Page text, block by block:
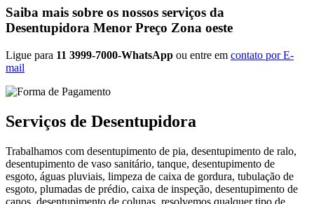
Saiba mais sobre os nossos serviços da
Desentupidora Menor Preço Zona oeste
Ligue para 11 3999-7000-WhatsApp ou entre em contato por E-
mail
Serviços de Desentupidora
Trabalhamos com desentupimento de pia, desentupimento de ralo,
desentupimento de vaso sanitário, tanque, desentupimento de
esgoto, águas pluviais, limpeza de caixa de gordura, tubulação de
esgoto, plumadas de prédio, caixa de inspeção, desentupimento de
canos, desentupimento de colunas, resolvemos qualquer tipo de